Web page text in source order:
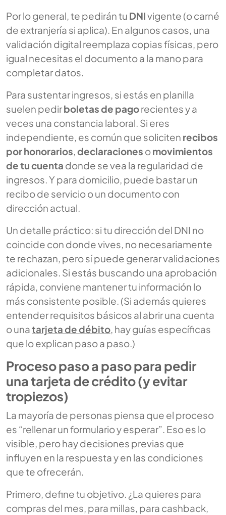
Por lo general, te pedirán tu DNIvigente (o carné
de extranjería si aplica). En algunos casos, una
validación digital reemplaza copias físicas, pero
igual necesitas el documento a la mano para
completar datos.
Para sustentar ingresos, si estás en planilla
suelen pedirboletas de pagorecientes y a
veces una constancia laboral. Si eres
independiente, es común que soliciten recibos
por honorarios,declaraciones omovimientos
de tu cuenta donde se vea la regularidad de
ingresos. Y para domicilio, puede bastar un
recibo de servicio o un documento con
dirección actual.
Un detalle práctico: si tu dirección del DNI no
coincide con donde vives, no necesariamente
te rechazan, pero sí puede generar validaciones
adicionales. Si estás buscando una aprobación
rápida, conviene mantener tu información lo
más consistente posible. (Si además quieres
entender requisitos básicos al abrir una cuenta
o unatarjeta de débito, hay guías específicas
que lo explican paso a paso.)
Proceso paso a paso para pedir
una tarjeta de crédito (y evitar
tropiezos)
La mayoría de personas piensa que el proceso
es “rellenar un formulario y esperar”. Eso es lo
visible, pero hay decisiones previas que
influyen en la respuesta y en las condiciones
que te ofrecerán.
Primero, define tu objetivo. ¿La quieres para
compras del mes, para millas, para cashback,